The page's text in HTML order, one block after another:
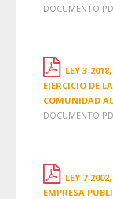
DOCUMENTO
LEY 3-
EJERCICIO DE
COMUNIDAD
DOCUMENTO
LEY 7-
EMPRESA